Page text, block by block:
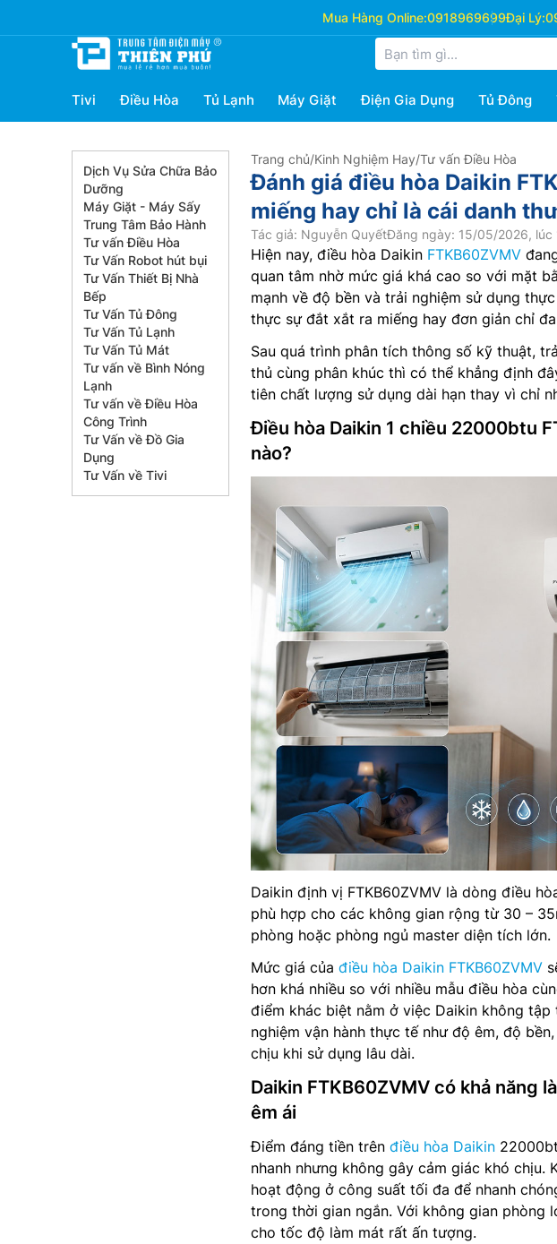
Mua Hàng Online:0918969699Đại Lý:
Tivi Điều Hòa Tủ Lạnh Máy Giặt Điện Gia Dụng Tủ Đông
Dịch Vụ Sửa Chữa Bảo
Dưỡng
Máy Giặt - Máy Sấy
Trung Tâm Bảo Hành
Tư vấn Điều Hòa
Tư Vấn Robot hút bụi
Tư Vấn Thiết Bị Nhà
Bếp
Tư Vấn Tủ Đông
Tư Vấn Tủ Lạnh
Tư Vấn Tủ Mát
Tư vấn về Bình Nóng
Lạnh
Tư vấn về Điều Hòa
Công Trình
Tư Vấn về Đồ Gia
Dụng
Tư Vấn về Tivi
Trang chủ/Kinh Nghiệm Hay/Tư vấn Điều Hòa
Đánh giá điều hòa Daikin
miếng hay chỉ là cái danh
Tác giả: Nguyễn QuyếtĐăng ngày: 15/05/2026, lúc
Hiện nay, điều hòa Daikin FTKB60ZVMV
quan tâm nhờ mức giá khá cao so với mặt
mạnh về độ bền và trải nghiệm sử dụng
thực sự đắt xắt ra miếng hay đơn giản chỉ
Sau quá trình phân tích thông số kỹ thuật,
thủ cùng phân khúc thì có thể khẳng định
tiên chất lượng sử dụng dài hạn thay vì chỉ
Điều hòa Daikin 1 chiều 22000btu
nào?
Daikin định vị FTKB60ZVMV là dòng điều
phù hợp cho các không gian rộng từ 30 –
phòng hoặc phòng ngủ master diện tích lớn.
Mức giá của điều hòa Daikin FTKB60ZVMV
hơn khá nhiều so với nhiều mẫu điều hòa
điểm khác biệt nằm ở việc Daikin không
nghiệm vận hành thực tế như độ êm, độ
chịu khi sử dụng lâu dài.
Daikin FTKB60ZVMV có khả năng
êm ái
Điểm đáng tiền trên điều hòa Daikin
nhanh nhưng không gây cảm giác khó chịu.
hoạt động ở công suất tối đa để nhanh
trong thời gian ngắn. Với không gian phòng
cho tốc độ làm mát rất ấn tượng.